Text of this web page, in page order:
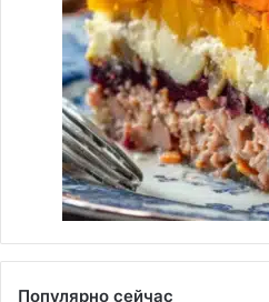
Популярно сейчас